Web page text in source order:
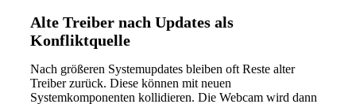
Alte Treiber nach Updates als
Konfliktquelle
Nach größeren Systemupdates bleiben oft Reste alter
Treiber zurück. Diese können mit neuen
Systemkomponenten kollidieren. Die Webcam wird dann